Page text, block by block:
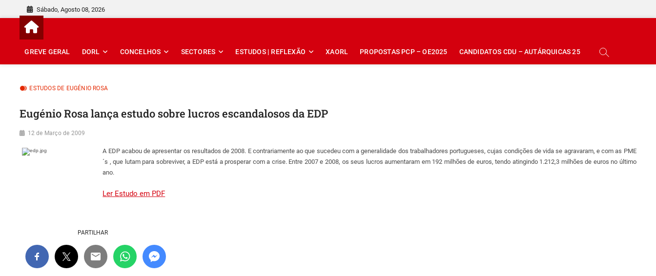
content
Sábado, Agosto 08, 2026
GREVE GERAL DORL CONCELHOS SECTORES ESTUDOS | REFLEXÃO XAORL PROPOSTAS PCP – OE2025 CANDIDATOS CDU – AUTÁRQUICAS 25
ESTUDOS DE EUGÉNIO ROSA
Eugénio Rosa lança estudo sobre lucros escandalosos da EDP
12 de Março de 2009
A EDP acabou de apresentar os resultados de 2008. E contrariamente ao que sucedeu com a generalidade dos trabalhadores portugueses, cujas condições de vida se agravaram, e com as PME
´s , que lutam para sobreviver, a EDP está a prosperar com a crise. Entre 2007 e 2008, os seus lucros aumentaram em 192 milhões de euros, tendo atingindo 1.212,3 milhões de euros no último
ano.
Ler Estudo em PDF
PARTILHAR